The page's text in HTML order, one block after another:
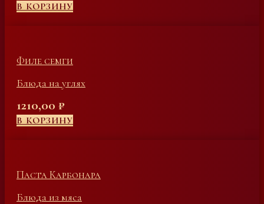
В КОРЗИНУ
Филе семги
Блюда на углях
1210,00 ₽
В КОРЗИНУ
Паста Карбонара
Блюда из мяса